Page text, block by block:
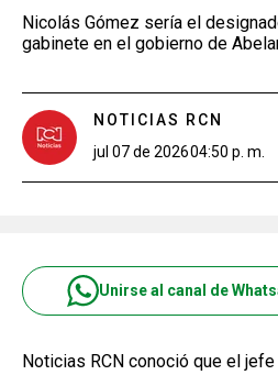
Nicolás Gómez sería el
gabinete en el gobierno de
NOTICIAS RCN
jul 07 de 202604:50 p. m.
Unirse al canal de
Noticias RCN conoció que el